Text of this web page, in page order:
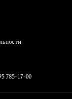
785-17-00